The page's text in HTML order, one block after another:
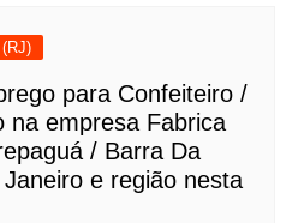
para Confeiteiro /
na empresa Fabrica
/ Barra Da
e região nesta